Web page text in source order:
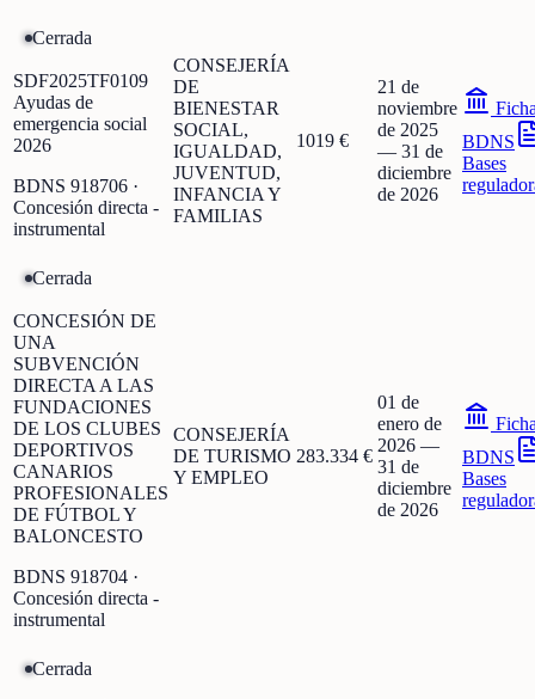
Cerrada
SDF2025TF0109
Ayudas de
emergencia social
2026
BDNS 918706 ·
Concesión directa -
instrumental
CONSEJERÍA
DE
BIENESTAR
SOCIAL,
IGUALDAD,
JUVENTUD,
INFANCIA Y
FAMILIAS
1019 €
21 de
noviembre
de 2025
— 31 de
diciembre
de 2026
BDNS
Bases
Cerrada
CONCESIÓN DE
UNA
SUBVENCIÓN
DIRECTA A LAS
FUNDACIONES
DE LOS CLUBES
DEPORTIVOS
CANARIOS
PROFESIONALES
DE FÚTBOL Y
BALONCESTO
BDNS 918704 ·
Concesión directa -
instrumental
CONSEJERÍA
DE TURISMO
Y EMPLEO
283.334 €
01 de
enero de
2026 —
31 de
diciembre
de 2026
BDNS
Bases
Cerrada